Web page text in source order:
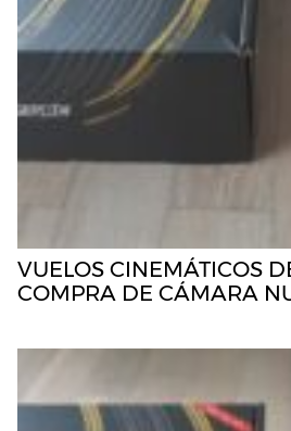
VUELOS CINEMÁTICOS
COMPRA DE CÁMARA